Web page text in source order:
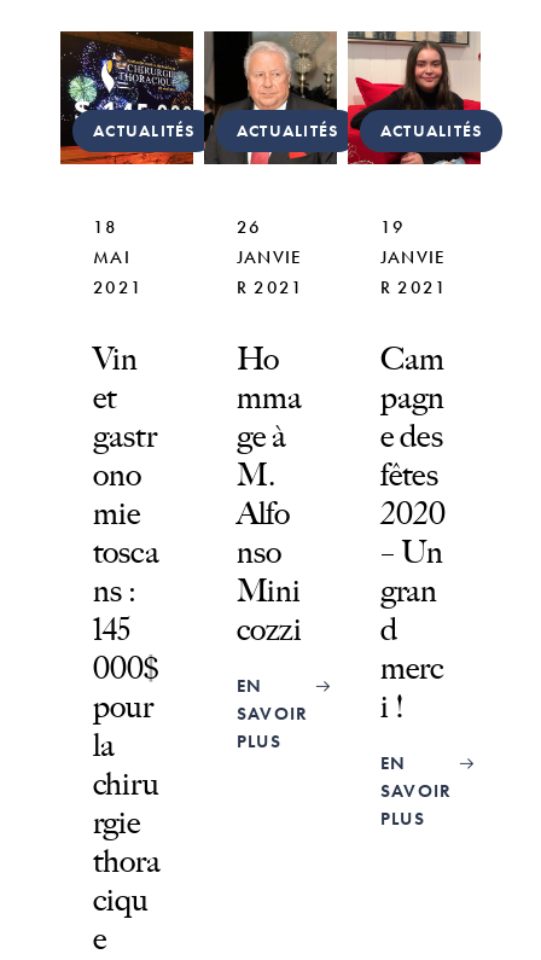
ACTUALITÉS
18
MAI
2021
Vin
et
gastr
ono
mie
tosca
ns :
145
000$
pour
la
chiru
rgie
thora
ciqu
e
ACTUALITÉS
26
JANVIE
R 2021
Ho
mma
ge à
M.
Alfo
nso
Mini
cozzi
EN
SAVOIR
PLUS
ACTUALITÉS
19
JANVIE
R 2021
Cam
pagn
e des
fêtes
2020
– Un
gran
d
merc
i !
EN
SAVOIR
PLUS